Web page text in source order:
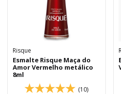
Risque
Esmalte Risque Maça do
Amor Vermelho metálico
8ml
(10)